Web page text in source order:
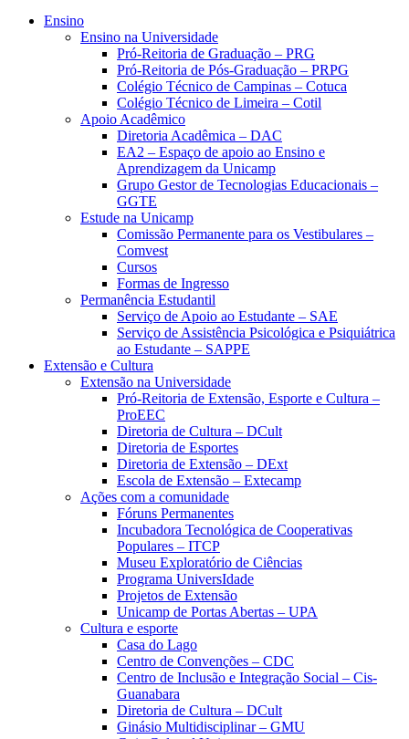
Ensino
Ensino na Universidade
Pró-Reitoria de Graduação – PRG
Pró-Reitoria de Pós-Graduação – PRPG
Colégio Técnico de Campinas – Cotuca
Colégio Técnico de Limeira – Cotil
Apoio Acadêmico
Diretoria Acadêmica – DAC
EA2 – Espaço de apoio ao Ensino e
Aprendizagem da Unicamp
Grupo Gestor de Tecnologias Educacionais –
GGTE
Estude na Unicamp
Comissão Permanente para os Vestibulares –
Comvest
Cursos
Formas de Ingresso
Permanência Estudantil
Serviço de Apoio ao Estudante – SAE
Serviço de Assistência Psicológica e Psiquiátrica
ao Estudante – SAPPE
Extensão e Cultura
Extensão na Universidade
Pró-Reitoria de Extensão, Esporte e Cultura –
ProEEC
Diretoria de Cultura – DCult
Diretoria de Esportes
Diretoria de Extensão – DExt
Escola de Extensão – Extecamp
Ações com a comunidade
Fóruns Permanentes
Incubadora Tecnológica de Cooperativas
Populares – ITCP
Museu Exploratório de Ciências
Programa UniversIdade
Projetos de Extensão
Unicamp de Portas Abertas – UPA
Cultura e esporte
Casa do Lago
Centro de Convenções – CDC
Centro de Inclusão e Integração Social – Cis-
Guanabara
Diretoria de Cultura – DCult
Ginásio Multidisciplinar – GMU